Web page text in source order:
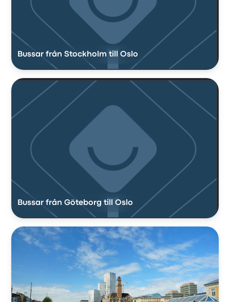
Bussar från Stockholm till Oslo
Bussar från Göteborg till Oslo